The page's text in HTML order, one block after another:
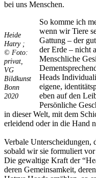
bei uns Menschen.
Heide
Hatry ;
© Foto:
privat,
VG
Bildkunst
Bonn
2020
So komme ich
wenn wir Tiere
Gattung – der
der Erde – nicht
Menschliche
Heads
eigene,
eben auf den
Persönliche
in dieser Welt, mit dem
erleidend oder in die Hand
Verbale Unterscheidungen,
sobald wir sie formuliert
Die gewaltige Kraft der
deren Gemeinsamkeit,